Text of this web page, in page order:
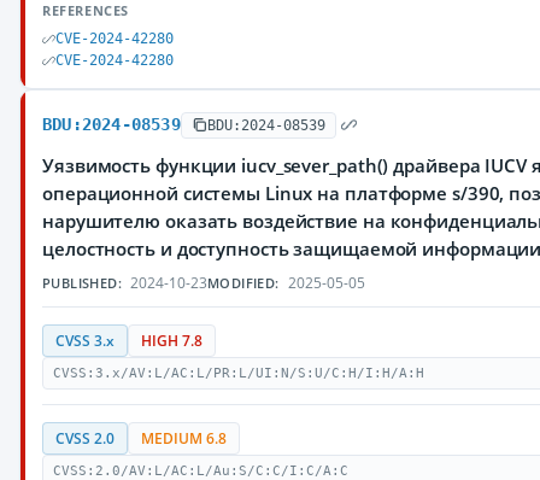
REFERENCES
CVE-2024-42280
CVE-2024-42280
BDU:2024-08539 BDU:2024-08539
Уязвимость функции iucv_sever_path() драйвера IUCV
операционной системы Linux на платформе s/390,
нарушителю оказать воздействие на
целостность и доступность защищаемой
PUBLISHED: 2024-10-23MODIFIED: 2025-05-05
CVSS 3.x HIGH 7.8
CVSS:3.x/AV:L/AC:L/PR:L/UI:N/S:U/C:H/I:H/A:H
CVSS 2.0 MEDIUM 6.8
CVSS:2.0/AV:L/AC:L/Au:S/C:C/I:C/A:C